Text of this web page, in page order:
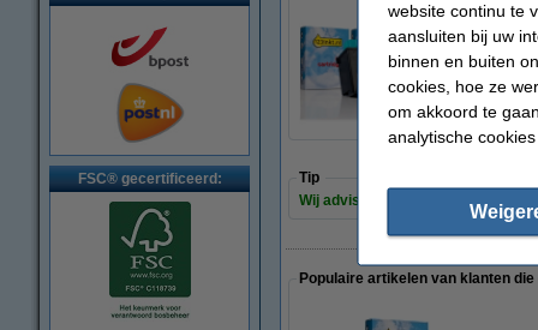
FSC® gecertificeerd:
Lexmark
Tip
Wij adviseren u om deze cartridge
Populaire artikelen van klanten
website continu te
aansluiten bij uw
binnen en buiten
cookies, hoe ze
om akkoord te
analytische